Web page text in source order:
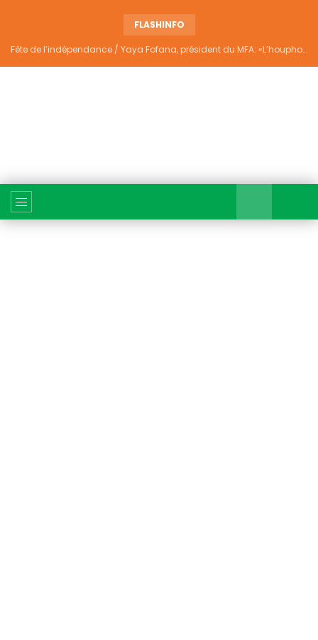
FLASHINFO
Fête de l’indépendance / Yaya Fofana, président du MFA: «L’houphouëtisme véritable ne divise pas»